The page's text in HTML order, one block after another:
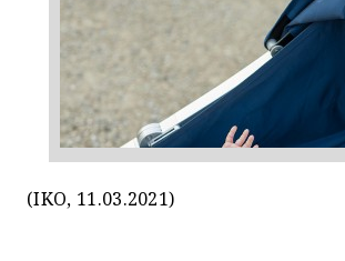
(IKO, 11.03.2021)